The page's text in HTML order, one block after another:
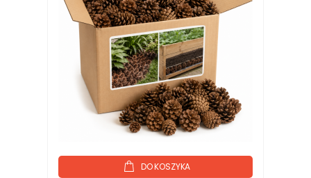
DO KOSZYKA